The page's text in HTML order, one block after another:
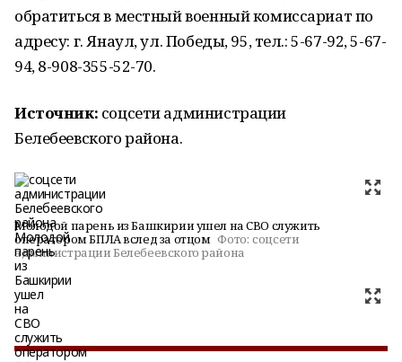
обратиться в местный военный комиссариат по
адресу: г. Янаул, ул. Победы, 95, тел.: 5-67-92, 5-67-
94, 8-908-355-52-70.
Источник: соцсети администрации
Белебеевского района.
Молодой парень из Башкирии ушел на СВО служить
оператором БПЛА вслед за отцом Фото: соцсети
администрации Белебеевского района